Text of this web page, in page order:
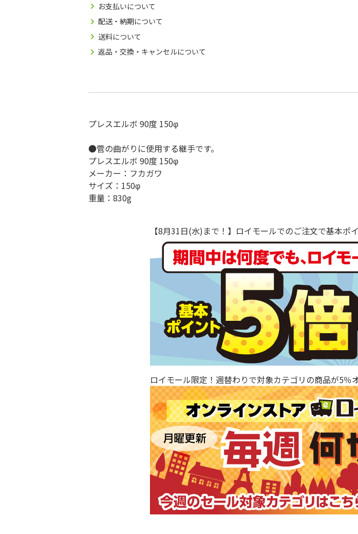
お支払いについて
配送・納期について
送料について
返品・交換・キャンセルについて
プレスエルボ 90度 150φ
●菅の曲がりに使用する継手です。
プレスエルボ 90度 150φ
メーカー：フカガワ
サイズ：150φ
重量：830g
【8月31日(水)まで！】ロイモールでのご注文で基本ポ
ロイモール限定！週替わりで対象カテゴリの商品が5％